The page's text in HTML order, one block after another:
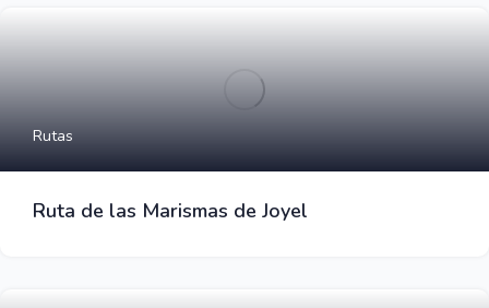
Rutas
Ruta de las Marismas de Joyel